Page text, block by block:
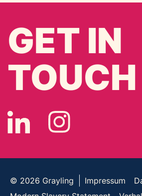
GET IN
TOUCH
© 2026 Grayling Impressum